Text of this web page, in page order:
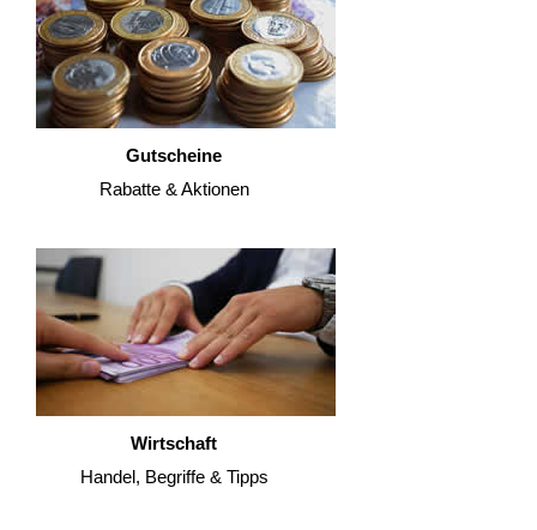
Gutscheine
Rabatte & Aktionen
Wirtschaft
Handel, Begriffe & Tipps